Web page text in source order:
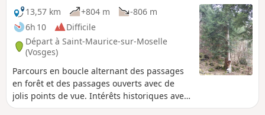
13,57 km
+804 m
-806 m
6h 10
Difficile
Départ à Saint-Maurice-sur-Moselle
(Vosges)
Parcours en boucle alternant des passages
en forêt et des passages ouverts avec de
jolis points de vue. Intérêts historiques avec
le site du tunnel inachevé d'Urbès (agréable